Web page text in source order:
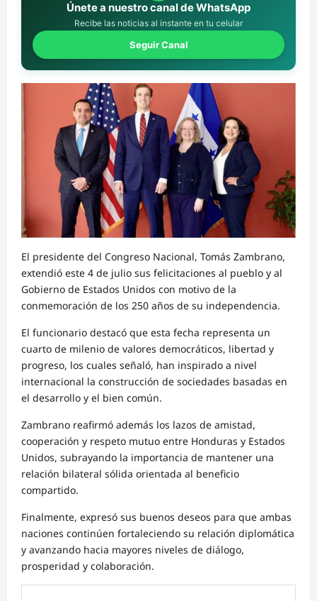
Únete a nuestro canal de WhatsApp
Recibe las noticias al instante en tu celular
Seguir Canal
El presidente del Congreso Nacional, Tomás Zambrano,
extendió este 4 de julio sus felicitaciones al pueblo y al
Gobierno de Estados Unidos con motivo de la
conmemoración de los 250 años de su independencia.
El funcionario destacó que esta fecha representa un
cuarto de milenio de valores democráticos, libertad y
progreso, los cuales señaló, han inspirado a nivel
internacional la construcción de sociedades basadas en
el desarrollo y el bien común.
Zambrano reafirmó además los lazos de amistad,
cooperación y respeto mutuo entre Honduras y Estados
Unidos, subrayando la importancia de mantener una
relación bilateral sólida orientada al beneficio
compartido.
Finalmente, expresó sus buenos deseos para que ambas
naciones continúen fortaleciendo su relación diplomática
y avanzando hacia mayores niveles de diálogo,
prosperidad y colaboración.